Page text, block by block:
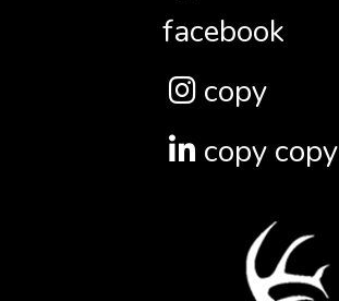
facebook
copy
copy copy